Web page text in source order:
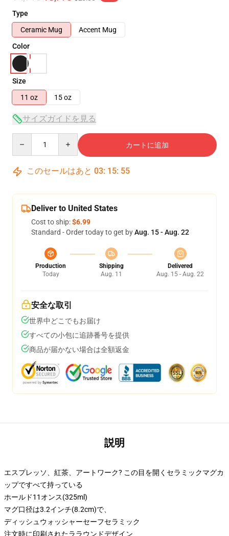
Type
Ceramic Mug
Accent Mug
Color
Size
11 oz
15 oz
サイズガイドを見る
カートに追加
このセールはあと 03: 15: 54
Deliver to United States
Cost to ship:$6.99
Standard - Order today to get byAug. 15 - Aug. 22
Production
Today
Shipping
Aug. 11
Delivered
Aug. 15 - Aug. 22
安全な取引
世界中どこでもお届け
すべての小包に追跡番号を提供
商品が届かない場合は全額返金
説明
エスプレッソ、紅茶、アートワーク? この目を開くセラミックマグカ
ップですべて持っている
ホールド11オンス(325ml)
マグ口径は3.2インチ(8.2cm)で、
ディッシュウォッシャーセーフセラミック
注文時に印刷されたララウンドデザイン